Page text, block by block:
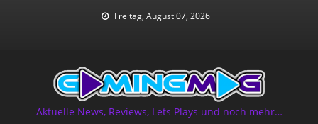
Freitag, August 07, 2026
Aktuelle News, Reviews, Lets Plays und noch mehr…